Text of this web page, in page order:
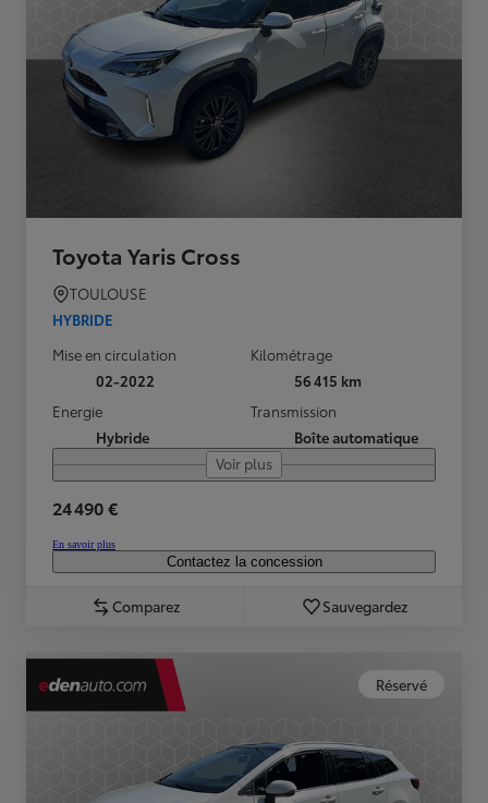
Toyota Yaris Cross
TOULOUSE
HYBRIDE
Mise en circulation
02-2022
Kilométrage
56 415 km
Energie
Hybride
Transmission
Boîte automatique
Voir plus
24 490 €
En savoir plus
Contactez la concession
Comparez Sauvegardez
Réservé